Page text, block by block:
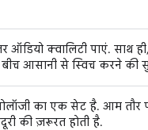
ऑडियो क्वालिटी पाएं. साथ
आसानी से स्विच करने की
का एक सेट है. आम
की ज़रूरत होती है.